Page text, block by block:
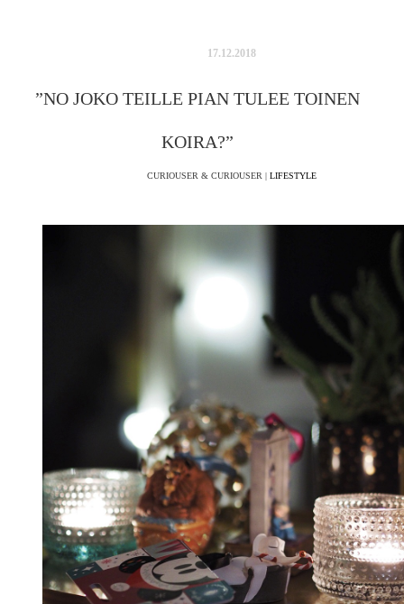
17.12.2018
”NO JOKO TEILLE PIAN TULEE TOINEN
KOIRA?”
CURIOUSER & CURIOUSER | LIFESTYLE